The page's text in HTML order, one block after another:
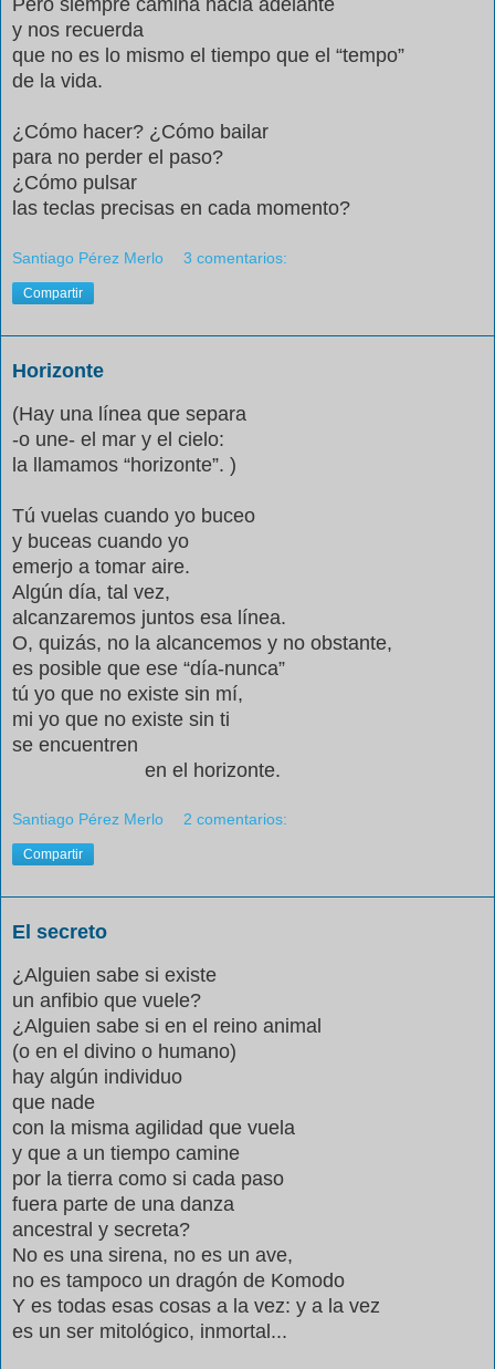
Pero siempre camina hacia adelante
y nos recuerda
que no es lo mismo el tiempo que el “tempo”
de la vida.
¿Cómo hacer? ¿Cómo bailar
para no perder el paso?
¿Cómo pulsar
las teclas precisas en cada momento?
Santiago Pérez Merlo 3 comentarios:
Compartir
Horizonte
(Hay una línea que separa
-o une- el mar y el cielo:
la llamamos “horizonte”. )
Tú vuelas cuando yo buceo
y buceas cuando yo
emerjo a tomar aire.
Algún día, tal vez,
alcanzaremos juntos esa línea.
O, quizás, no la alcancemos y no obstante,
es posible que ese “día-nunca”
tú yo que no existe sin mí,
mi yo que no existe sin ti
se encuentren
en el horizonte.
Santiago Pérez Merlo 2 comentarios:
Compartir
El secreto
¿Alguien sabe si existe
un anfibio que vuele?
¿Alguien sabe si en el reino animal
(o en el divino o humano)
hay algún individuo
que nade
con la misma agilidad que vuela
y que a un tiempo camine
por la tierra como si cada paso
fuera parte de una danza
ancestral y secreta?
No es una sirena, no es un ave,
no es tampoco un dragón de Komodo
Y es todas esas cosas a la vez: y a la vez
es un ser mitológico, inmortal...